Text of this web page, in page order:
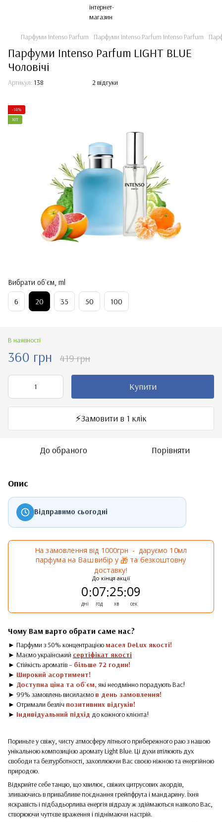
Парфуми Intenso Parfum Парфуми Intenso Parfum Intenso Parfum
Парфуми Intenso Parfum LIGHT BLUE
Чоловічі
Артикул: 138 2 відгуки
-14%
ХІТ
Вибрати об`єм, ml
6 20 35 50 100
В наявності
360 грн 419 грн
Купити
⚡️Замовити в 1 клік
До обраного Порівняти
Опис
Відправимо сьогодні
На замовлення від 1000грн - даруємо 10мл
парфума на Ваш вибір у 🎁 та безкоштовну
доставку!
До кінця акції
0
дні
:07
год
:25
хв
:08
сек
Чому Вам варто обрати саме нас?
► Парфуми з 50% концентрацією масел DeLux якості!
► Маємо український сертіфікат якості
► Стійкість ароматів – більше 72 годин!
► Широкий асортимент!
► Доступна ціна та об`єм, які неодмінно порадують Вас!
► 99% замовлень висилаємо в день замовлення!
► Отримали безліч позитивних відгуків!
► Індивідуальний підхід до кожного клієнта!
Пориньте у свіжу, чисту атмосферу літнього прибережного раю з нашою
унікальною композицією аромату Light Blue. Ці духи втілюють дух
свободи та безтурботності, захоплюючи Вас своєю ніжною та енергійною
природою.
Відкрийте себе танцю, що хвилює, свіжих цитрусових акордів,
зливаючись в привабливе поєднання грейпфрута і мандарину. Їхня
яскравість і підбадьорлива енергія відразу ж здіймаються навколо Вас,
створюючи чуттєве враження і піднімаючи настрій.